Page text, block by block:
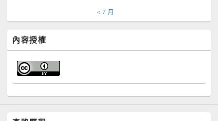
« 7 月
內容授權